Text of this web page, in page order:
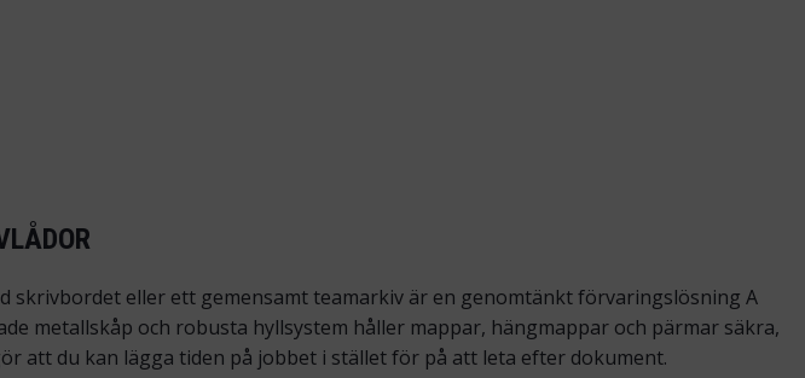
skrivbordet eller ett gemensamt teamarkiv är en genomtänkt förvaringslösning A
metallskåp och robusta hyllsystem håller mappar, hängmappar och pärmar säkra,
att du kan lägga tiden på jobbet i stället för på att leta efter dokument.